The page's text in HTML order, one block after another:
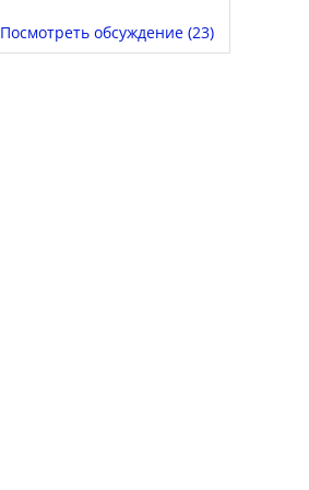
Посмотреть обсуждение (23)